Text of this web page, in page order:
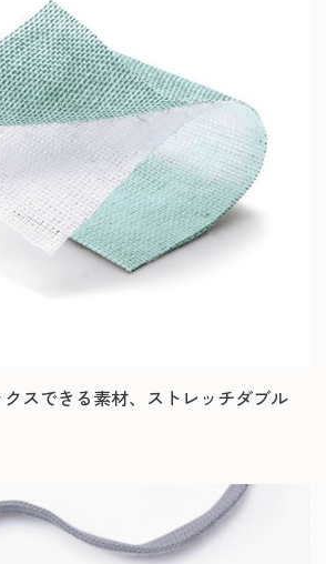
スできる素材、ストレッチダブル